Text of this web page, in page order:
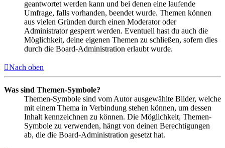
geantwortet werden kann und bei denen eine laufende
Umfrage, falls vorhanden, beendet wurde. Themen können
aus vielen Gründen durch einen Moderator oder
Administrator gesperrt werden. Eventuell hast du auch die
Möglichkeit, deine eigenen Themen zu schließen, sofern dies
durch die Board-Administration erlaubt wurde.
Nach oben
Was sind Themen-Symbole?
Themen-Symbole sind vom Autor ausgewählte Bilder, welche
mit einem Thema in Verbindung stehen können, um dessen
Inhalt kennzeichnen zu können. Die Möglichkeit, Themen-
Symbole zu verwenden, hängt von deinen Berechtigungen
ab, die die Board-Administration gesetzt hat.